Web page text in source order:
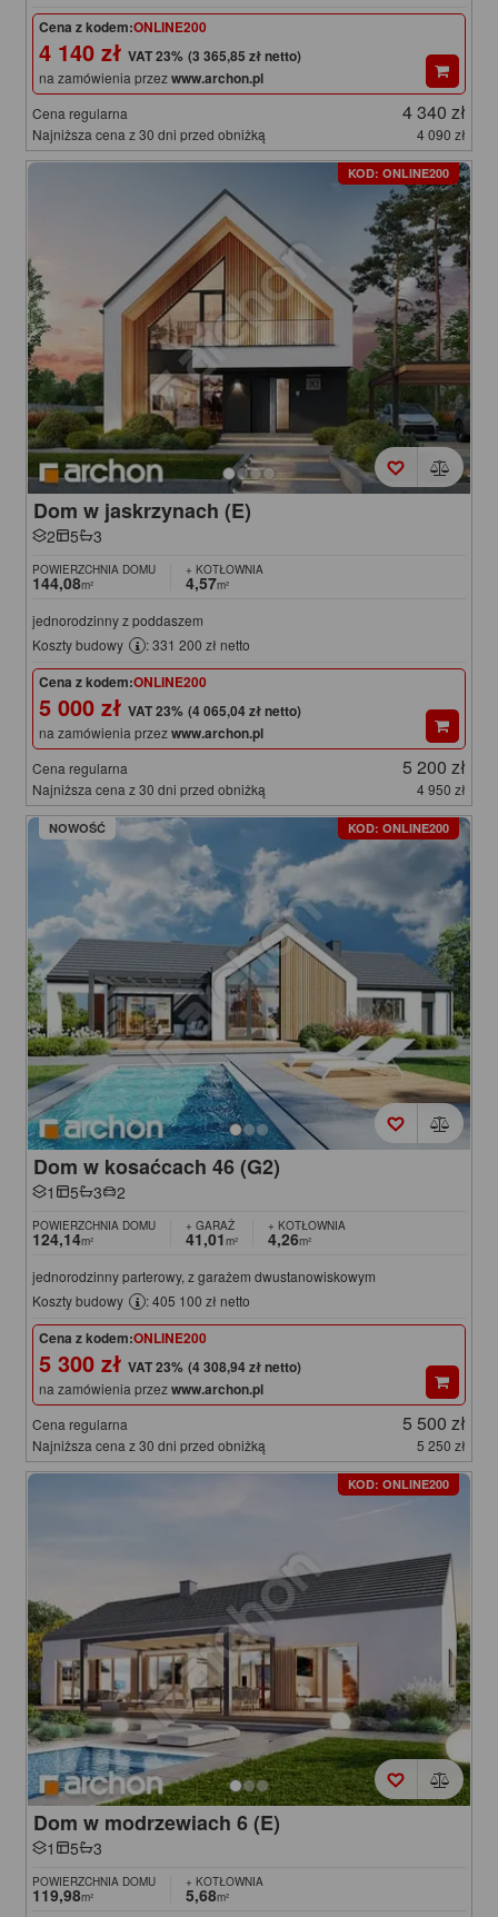
Cena z kodem:ONLINE200
4 140 zł (3 365,85 zł netto)
na zamówienia przezwww.archon.pl
Cena regularna 4 340 zł
Najniższa cena z 30 dni przed obniżką 4 090 zł
KOD: ONLINE200
Dom w jaskrzynach (E)
2 5 3
POWIERZCHNIA DOMU
144,08m²
+ KOTŁOWNIA
4,57m²
jednorodzinny z poddaszem
Koszty budowy
: 331 200 zł netto
Cena z kodem:ONLINE200
5 000 zł (4 065,04 zł netto)
na zamówienia przezwww.archon.pl
Cena regularna 5 200 zł
Najniższa cena z 30 dni przed obniżką 4 950 zł
NOWOŚĆ KOD: ONLINE200
Dom w kosaćcach 46 (G2)
1 5 3 2
POWIERZCHNIA DOMU
124,14m²
+ GARAŻ
41,01m²
+ KOTŁOWNIA
4,26m²
jednorodzinny parterowy, z garażem dwustanowiskowym
Koszty budowy
: 405 100 zł netto
Cena z kodem:ONLINE200
5 300 zł (4 308,94 zł netto)
na zamówienia przezwww.archon.pl
Cena regularna 5 500 zł
Najniższa cena z 30 dni przed obniżką 5 250 zł
KOD: ONLINE200
Dom w modrzewiach 6 (E)
1 5 3
POWIERZCHNIA DOMU
119,98m²
+ KOTŁOWNIA
5,68m²